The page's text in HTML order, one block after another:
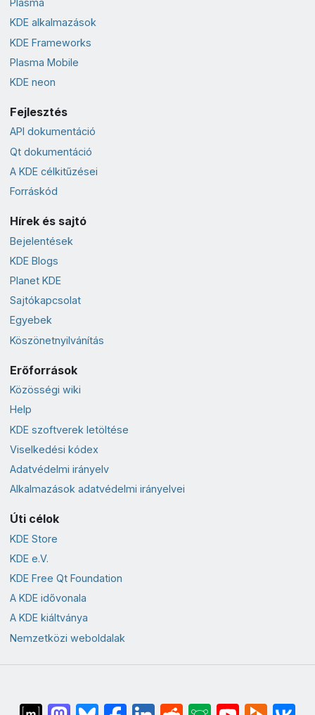
Plasma
KDE alkalmazások
KDE Frameworks
Plasma Mobile
KDE neon
Fejlesztés
API dokumentáció
Qt dokumentáció
A KDE célkitűzései
Forráskód
Hírek és sajtó
Bejelentések
KDE Blogs
Planet KDE
Sajtókapcsolat
Egyebek
Köszönetnyilvánítás
Erőforrások
Közösségi wiki
Help
KDE szoftverek letöltése
Viselkedési kódex
Adatvédelmi irányelv
Alkalmazások adatvédelmi irányelvei
Úti célok
KDE Store
KDE e.V.
KDE Free Qt Foundation
A KDE idővonala
A KDE kiáltványa
Nemzetközi weboldalak